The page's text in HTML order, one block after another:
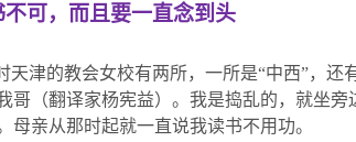
可，而且要一直念到头
津的教会女校有两所，一所是“中西”，还
（翻译家杨宪益）。我是捣乱的，就坐旁
亲从那时起就一直说我读书不用功。